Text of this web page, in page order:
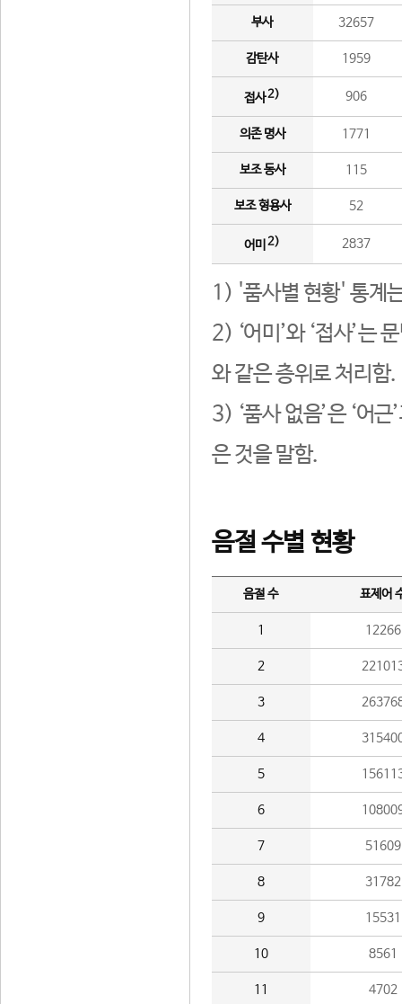
부사 32657
감탄사 1959
접사2) 906
의존 명사 1771
보조 동사 115
보조 형용사 52
어미 2) 2837
1) '품사별 현황' 통계
2) ‘어미’와 ‘접사’는
와 같은 층위로 처리함.
3) ‘품사 없음’은 ‘어
은 것을 말함.
음절 수별 현황
음절 수 표제어
1 12266
2
3
4
5
6
7 51609
8 31782
9 15531
10 8561
11 4702